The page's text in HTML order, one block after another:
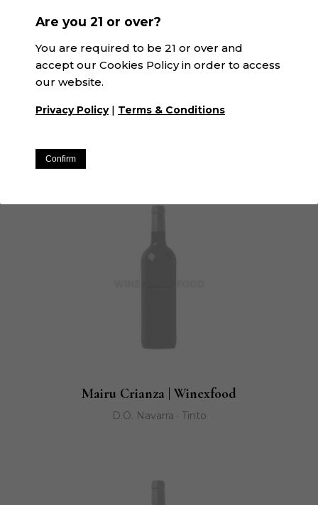
031 Tinto Barrica Alicante Bouschet | SK&V
Mairu Crianza | Winexfood
D.O. Navarra · Tinto
Are you 21 or over?
You are required to be 21 or over and
accept our Cookies Policy in order to access
our website.
Privacy Policy| Terms & Conditions
Confirm